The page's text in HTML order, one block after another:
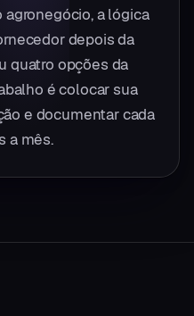
agronegócio, a lógica
depois da
quatro opções da
é colocar sua
e documentar cada
a mês.